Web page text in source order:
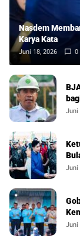
Nasdem
Karya Kata
Juni 18, 2026 0
Juni
Juni
Juni